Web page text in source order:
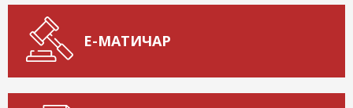
Е-МАТИЧАР